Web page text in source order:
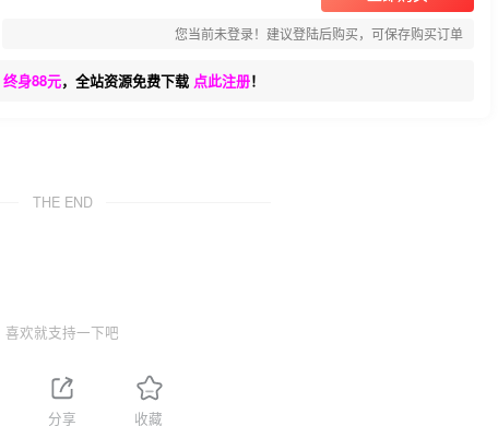
您当前未登录！建议登陆后购买，可保存购买订单
身88元，全站资源免费下载 点此注册！
THE END
喜欢就支持一下吧
分享 收藏